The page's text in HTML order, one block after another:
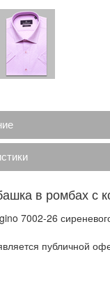
в ромбах с
7002-26
публичной